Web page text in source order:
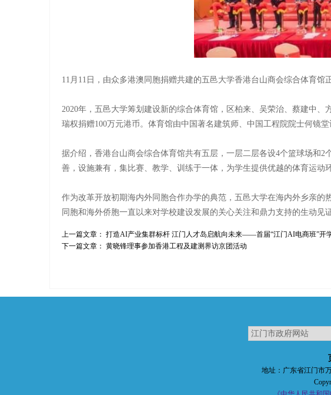
11月11日，由众多港澳同胞捐赠共建的五邑大学香港台山商会综合体育
2020年，五邑大学筹划建设新的综合体育馆，区柏来、吴荣治、蔡建中
瑞权捐赠100万元港币。体育馆由中国著名建筑师、中国工程院院士何镜
据介绍，香港台山商会综合体育馆共有五层，一层二层各设4个篮球场和
善，设施兼有，集比赛、教学、训练于一体，为学生提供优越的体育运动
作为改革开放初期海内外同胞合作办学的典范，五邑大学在海内外乡亲
同胞和海外侨胞一直以来对学校建设发展的关心关注和鼎力支持的生动见
上一篇文章： 打造AI产业集群标杆 江门人才岛启航向未来——首届“江门AI电商班”开
下一篇文章： 黄晓锋理事参加香港工程及建测界访京团活动
地址：广东省江门市